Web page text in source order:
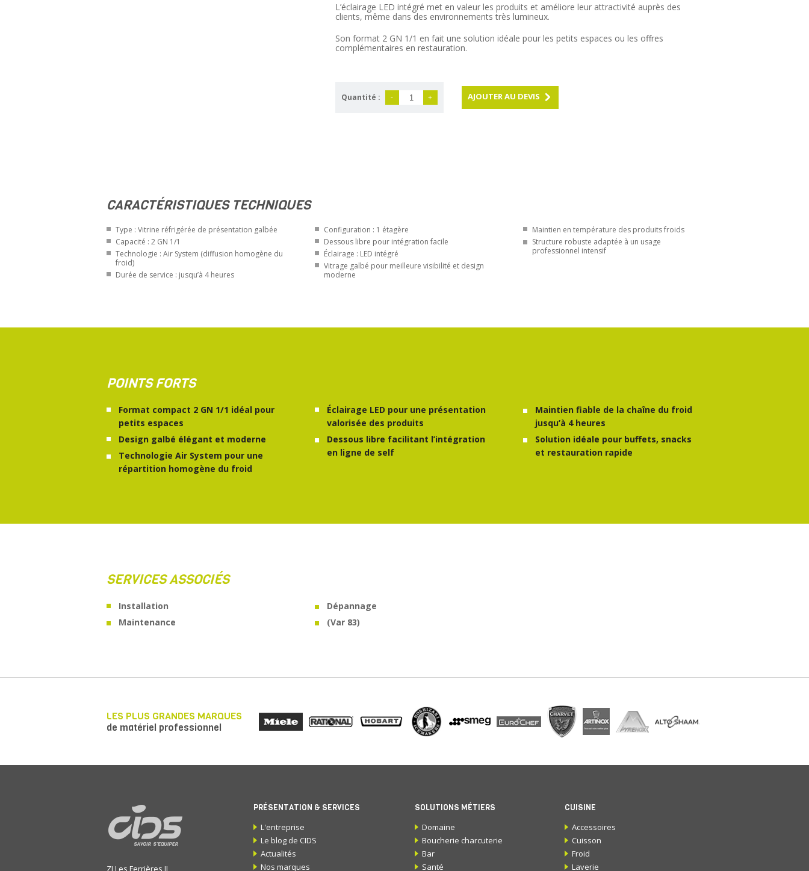
L’éclairage LED intégré met en valeur les produits et améliore leur attractivité auprès des
clients, même dans des environnements très lumineux.
Son format 2 GN 1/1 en fait une solution idéale pour les petits espaces ou les offres
complémentaires en restauration.
Quantité : - + AJOUTER AU DEVIS
CARACTÉRISTIQUES TECHNIQUES
Type : Vitrine réfrigérée de présentation galbée
Capacité : 2 GN 1/1
Technologie : Air System (diffusion homogène du
froid)
Durée de service : jusqu’à 4 heures
Configuration : 1 étagère
Dessous libre pour intégration facile
Éclairage : LED intégré
Vitrage galbé pour meilleure visibilité et design
moderne
Maintien en température des produits froids
Structure robuste adaptée à un usage
professionnel intensif
POINTS FORTS
Format compact 2 GN 1/1 idéal pour
petits espaces
Design galbé élégant et moderne
Technologie Air System pour une
répartition homogène du froid
Éclairage LED pour une présentation
valorisée des produits
Dessous libre facilitant l’intégration
en ligne de self
Maintien fiable de la chaîne du froid
jusqu’à 4 heures
Solution idéale pour buffets, snacks
et restauration rapide
SERVICES ASSOCIÉS
Installation
Maintenance
Dépannage
(Var 83)
LES PLUS GRANDES MARQUES
de matériel professionnel
PRÉSENTATION & SERVICES
L'entreprise
Le blog de CIDS
Actualités
Nos marques
SOLUTIONS MÉTIERS
Domaine
Boucherie charcuterie
Bar
Santé
CUISINE
Accessoires
Cuisson
Froid
Laverie